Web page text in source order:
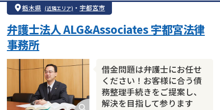
個人再生
時効援用
会社破産・法人破産
住宅ローン
消費者金融・サラ金
カードローン
栃木県 (近隣エリア) ・ 宇都宮市
借金問題は弁護士にお任せ
ください！お客様に合う債
務整理手続きをご提案し、
解決を目指して参ります
弁護士法人 ALG&Associates 宇都宮法律
事務所